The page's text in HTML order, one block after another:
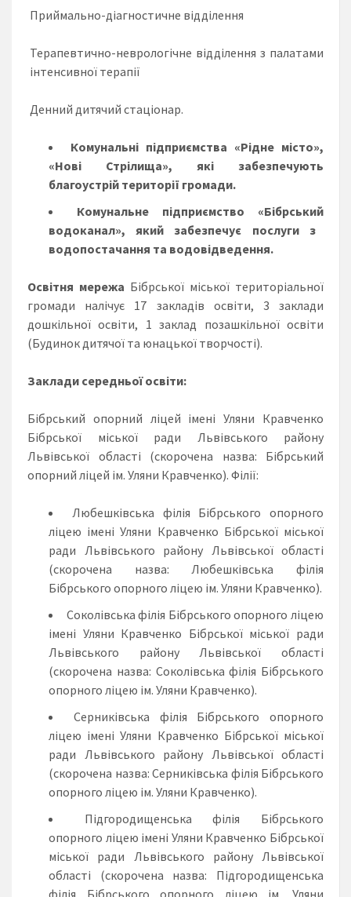
Приймально-діагностичне відділення
Терапевтично-неврологічне відділення з палатами
інтенсивної терапії
Денний дитячий стаціонар.
Комунальні підприємства «Рідне місто»,
«Нові Стрілища», які забезпечують
благоустрій території громади.
Комунальне підприємство «Бібрський
водоканал», який забезпечує послуги з
водопостачання та водовідведення.
Освітня мережа Бібрської міської територіальної
громади налічує 17 закладів освіти, 3 заклади
дошкільної освіти, 1 заклад позашкільної освіти
(Будинок дитячої та юнацької творчості).
Заклади середньої освіти:
Бібрський опорний ліцей імені Уляни Кравченко
Бібрської міської ради Львівського району
Львівської області (скорочена назва: Бібрський
опорний ліцей ім. Уляни Кравченко). Філії:
Любешківська філія Бібрського опорного
ліцею імені Уляни Кравченко Бібрської міської
ради Львівського району Львівської області
(скорочена назва: Любешківська філія
Бібрського опорного ліцею ім. Уляни Кравченко).
Соколівська філія Бібрського опорного ліцею
імені Уляни Кравченко Бібрської міської ради
Львівського району Львівської області
(скорочена назва: Соколівська філія Бібрського
опорного ліцею ім. Уляни Кравченко).
Серниківська філія Бібрського опорного
ліцею імені Уляни Кравченко Бібрської міської
ради Львівського району Львівської області
(скорочена назва: Серниківська філія Бібрського
опорного ліцею ім. Уляни Кравченко).
Підгородищенська філія Бібрського
опорного ліцею імені Уляни Кравченко Бібрської
міської ради Львівського району Львівської
області (скорочена назва: Підгородищенська
філія Бібрського опорного ліцею ім. Уляни